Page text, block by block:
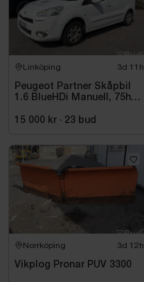
Linköping 3d 11h
Peugeot Partner Skåpbil
1.6 BlueHDi Manuell, 75hk,
15 000 kr · 23 bud
Norrköping 3d 12h
Vikplog Pronar PUV 3300